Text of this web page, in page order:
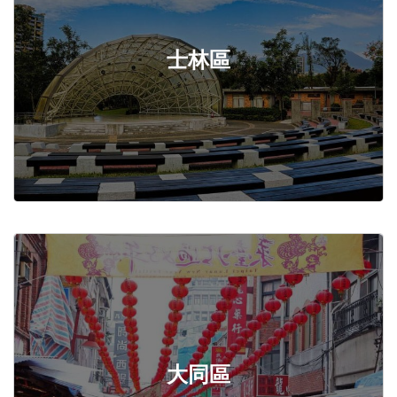
士林區
大同區